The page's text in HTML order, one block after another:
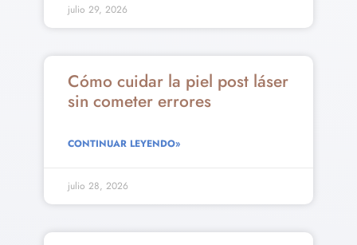
julio 29, 2026
Cómo cuidar la piel post láser
sin cometer errores
CONTINUAR LEYENDO»
julio 28, 2026